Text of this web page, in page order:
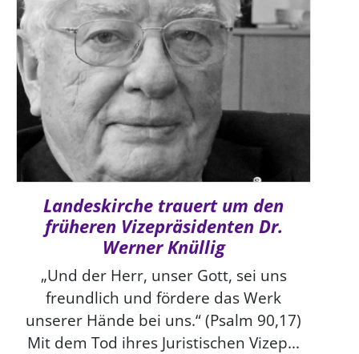
Landeskirche trauert um den
früheren Vizepräsidenten Dr.
Werner Knüllig
„Und der Herr, unser Gott, sei uns
freundlich und fördere das Werk
unserer Hände bei uns.“ (Psalm 90,17)
Mit dem Tod ihres Juristischen Vizep...
Terminstundenplaner